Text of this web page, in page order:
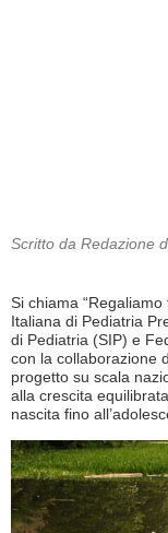
Scritto da Redazione
Si chiama
Italiana di Pediatria
di Pediatria (SIP) e
con la collaborazione
progetto su scala
alla crescita
nascita fino